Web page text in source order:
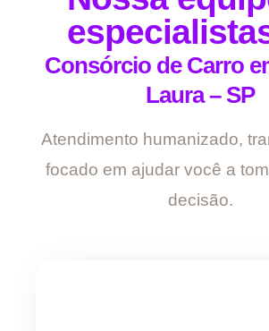
Consórcio de Carro
Laura – SP
Atendimento humanizado,
focado em ajudar você a
decisão.